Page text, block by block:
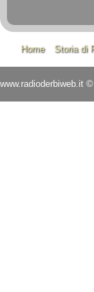
Home Storia di
www.radioderbiweb.it